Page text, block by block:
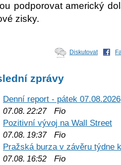
podporovat americký
zisky.
Diskutovat
zprávy
Denní report - pátek 07.08.2026
07.08. 22:27Fio
Pozitivní vývoj na Wall Street
07.08. 19:37Fio
Pražská burza v závěru týdne
07.08. 16:52 Fio